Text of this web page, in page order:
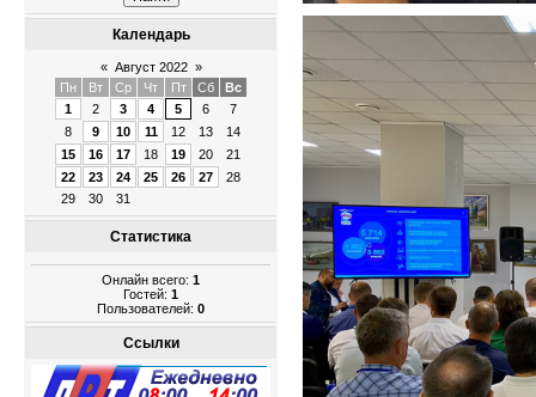
Календарь
« Август 2022 »
Пн
Вт Ср Чт Пт Сб
Вс
1
2 3 4 5 6
7
8
9 10 11 12 13
14
15
16 17 18 19 20
21
22
23 24 25 26 27
28
29
30 31
Статистика
Онлайн всего: 1
Гостей: 1
Пользователей: 0
Ссылки